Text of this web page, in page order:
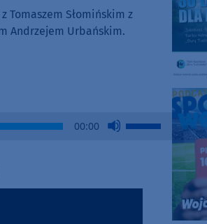
Tomaszem Słomińskim z
Andrzejem Urbańskim.
00:00
Use
Up/Down
to